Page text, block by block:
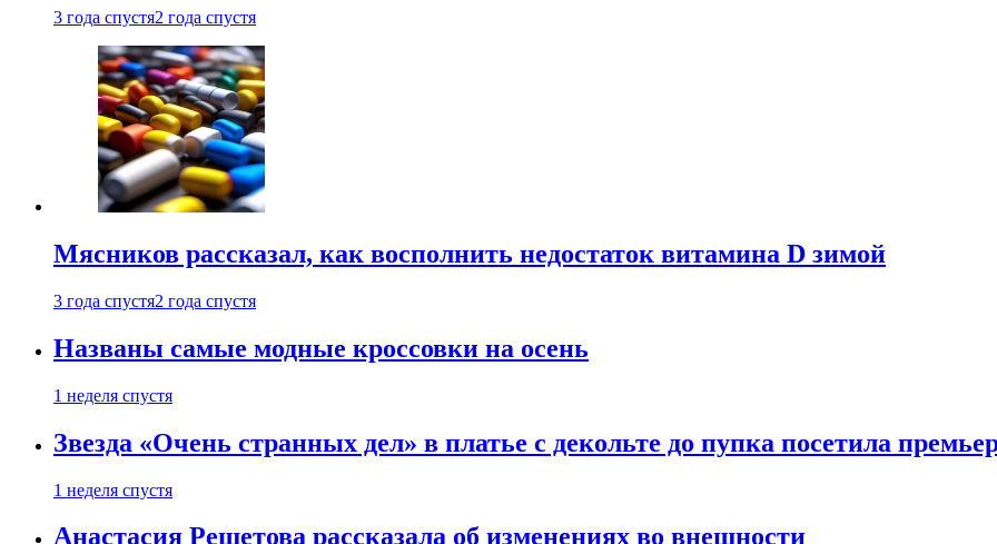
3 года спустя2 года спустя
Мясников рассказал, как восполнить недостаток витамина D зимой
3 года спустя2 года спустя
Названы самые модные кроссовки на осень
1 неделя спустя
Звезда «Очень странных дел» в платье с декольте до пупка посетила
1 неделя спустя
Анастасия Решетова рассказала об изменениях во внешности